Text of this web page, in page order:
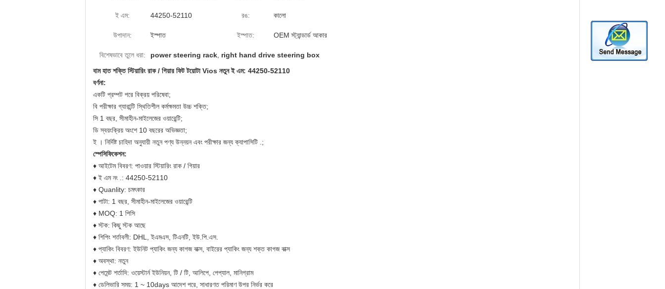
ই এম: 44250-52110 রঙ: কালো
উপাদান: ইস্পাত ইস্পাত: OEM স্ট্যান্ডার্ড আকার
বিশেষভাবে তুলে ধরা: power steering rack right hand drive steering box
বাম হাত শক্তি স্টিয়ারিং রাক / গিয়ার ফিট টয়োটা Vios নতুন ই এম: 44250-52110
বর্ণনা:
একটি প্রম্পট পরে বিক্রয় পরিষেবা;
বি পরীক্ষার গ্যারান্টি স্থিতিশীল কর্মক্ষমতা উচ্চ শক্তি;
সি 1 বছর, সীমাহীন-মাইলেজের ওয়ারেন্টি;
ডি স্বয়ংক্রিয় অংশে 10 বছরের অভিজ্ঞতা;
ই । নির্দিষ্ট চাহিদা অনুযায়ী নতুন পণ্য উন্নয়ন এবং পরীক্ষার জন্য ক্যাপাসিটি .;
স্পেসিফিকেশন:
♦ আইটেম বিবরণ: পাওয়ার স্টিয়ারিং রাক / গিয়ার
♦ ই এম নং .: 44250-52110
♦ Quanlity: চমৎকার
♦ পাটা: 1 বছর, সীমাহীন-মাইলেজের ওয়ারেন্টি
♦ MOQ: 1 পিসি
♦ স্টক: কিছু স্টক আছে
♦ শিপিং শর্তাবলী: DHL, ইএমএস, টিএনটি, ইউ.পি.এস.
♦ প্যাকিং বিবরণ: ইউনিট প্যাকিং জন্য কাগজ বাক্স, বাইরের প্যাকিং জন্য শক্ত কাগজ বাক্স
♦ অবস্থা: নতুন
♦ পেমেন্ট শর্তাদি: ওয়েস্টার্ন ইউনিয়ন, টি / টি, আলিপে, পেপ্যাল, মানিগ্রাম
♦ ডেলিভারি সময়: 1 ~ 10days আদেশ পরে, সাধারণত পরিমাণ উপর নির্ভর করে